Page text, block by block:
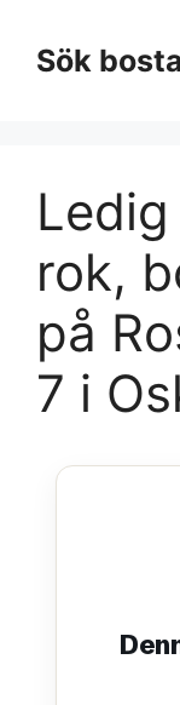
innehåll
Sök
rok,
på
7 i